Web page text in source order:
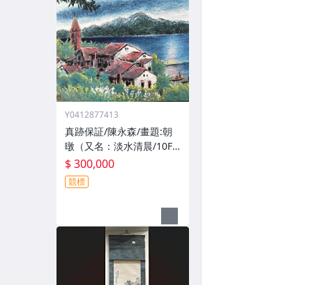
Y0412877413
真跡保証/陳永森/畫題:朝
暾（又名：淡水清晨/10F
/1973年/膠彩作品/老畫/
非 油畫/非陳澄波/台展畫
家
$ 300,000
競標